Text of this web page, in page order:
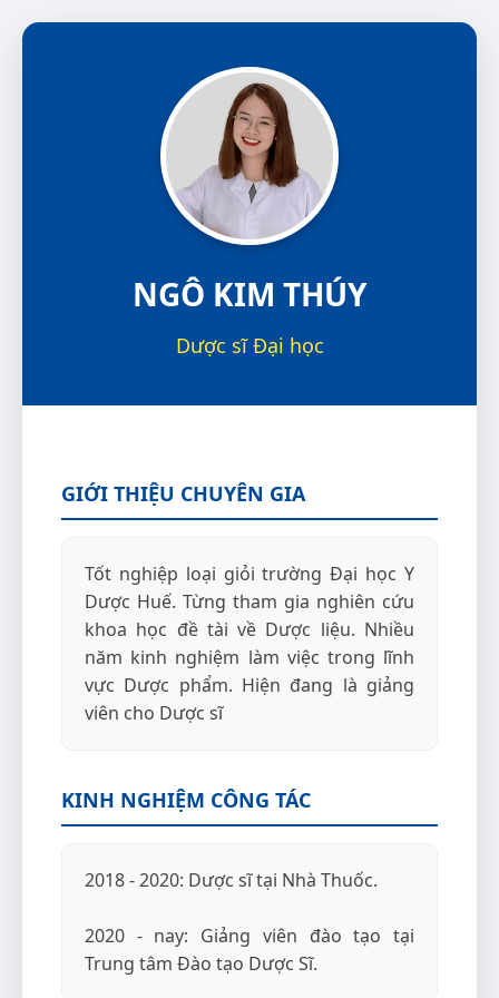
NGÔ KIM THÚY
Dược sĩ Đại học
GIỚI THIỆU CHUYÊN GIA
Tốt nghiệp loại giỏi trường Đại học Y
Dược Huế. Từng tham gia nghiên cứu
khoa học đề tài về Dược liệu. Nhiều
năm kinh nghiệm làm việc trong lĩnh
vực Dược phẩm. Hiện đang là giảng
viên cho Dược sĩ
KINH NGHIỆM CÔNG TÁC
2018 - 2020: Dược sĩ tại Nhà Thuốc.
2020 - nay: Giảng viên đào tạo tại
Trung tâm Đào tạo Dược Sĩ.